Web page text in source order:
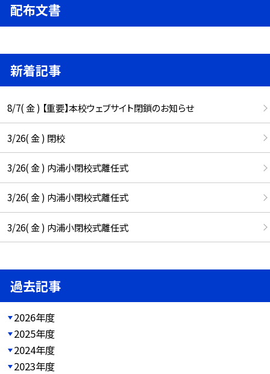
配布文書
新着記事
8/7( 金 ) 【重要】本校ウェブサイト閉鎖のお知らせ
3/26( 金 ) 閉校
3/26( 金 ) 内浦小閉校式離任式
3/26( 金 ) 内浦小閉校式離任式
3/26( 金 ) 内浦小閉校式離任式
過去記事
2026年度
2025年度
2024年度
2023年度